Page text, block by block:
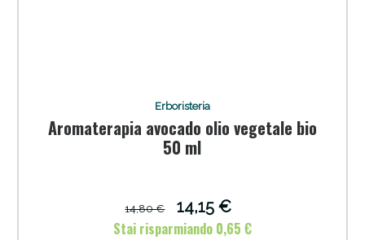
Erboristeria
Aromaterapia avocado olio vegetale bio
50 ml
14,80 €
14,15 €
Stai risparmiando 0,65 €